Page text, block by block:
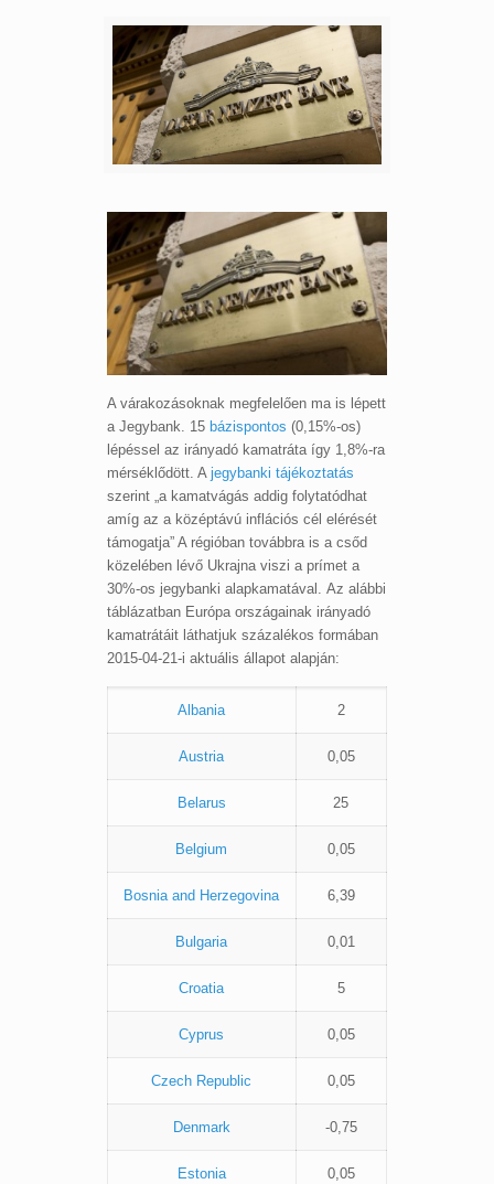
A várakozásoknak megfelelően ma is lépett
a Jegybank. 15 bázispontos (0,15%-os)
lépéssel az irányadó kamatráta így 1,8%-ra
mérséklődött. A jegybanki tájékoztatás
szerint „a kamatvágás addig folytatódhat
amíg az a középtávú inflációs cél elérését
támogatja” A régióban továbbra is a csőd
közelében lévő Ukrajna viszi a prímet a
30%-os jegybanki alapkamatával. Az alábbi
táblázatban Európa országainak irányadó
kamatrátáit láthatjuk százalékos formában
2015-04-21-i aktuális állapot alapján:
Albania 2
Austria 0,05
Belarus 25
Belgium 0,05
Bosnia and Herzegovina 6,39
Bulgaria 0,01
Croatia 5
Cyprus 0,05
Czech Republic 0,05
Denmark -0,75
Estonia 0,05